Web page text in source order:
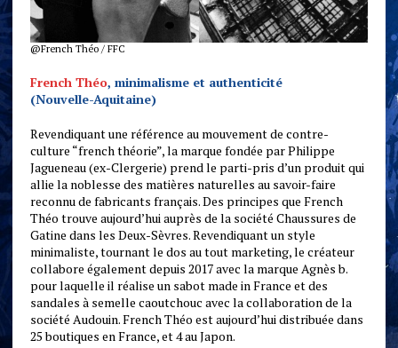
@French Théo / FFC
French Théo, minimalisme et authenticité
(Nouvelle-Aquitaine)
Revendiquant une référence au mouvement de contre-
culture “french théorie”, la marque fondée par Philippe
Jagueneau (ex-Clergerie) prend le parti-pris d’un produit qui
allie la noblesse des matières naturelles au savoir-faire
reconnu de fabricants français. Des principes que French
Théo trouve aujourd’hui auprès de la société Chaussures de
Gatine dans les Deux-Sèvres. Revendiquant un style
minimaliste, tournant le dos au tout marketing, le créateur
collabore également depuis 2017 avec la marque Agnès b.
pour laquelle il réalise un sabot made in France et des
sandales à semelle caoutchouc avec la collaboration de la
société Audouin. French Théo est aujourd’hui distribuée dans
25 boutiques en France, et 4 au Japon.